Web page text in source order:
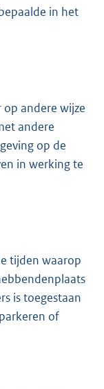
in het
andere wijze
andere
op de
in werking te
tijden waarop
is toegestaan
of